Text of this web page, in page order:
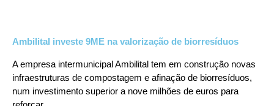
Ambilital investe 9ME na valorização de biorresíduos
A empresa intermunicipal Ambilital tem em construção novas
infraestruturas de compostagem e afinação de biorresíduos,
num investimento superior a nove milhões de euros para